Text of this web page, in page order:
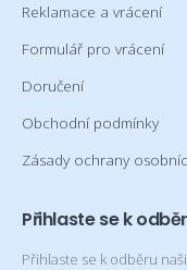
Reklamace a vrácení
Formulář pro vrácení
Doručení
Obchodní podmínky
Zásady ochrany
Přihlaste se k
Přihlaste se k odběru